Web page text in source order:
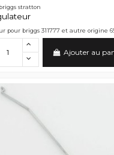
stratton
pour briggs 311777 et autre origine
Ajouter au